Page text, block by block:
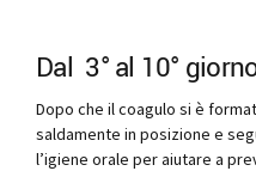
Dal 3° al 10°
Dopo che il coagulo si è
saldamente in posizione e
l’igiene orale per aiutare a